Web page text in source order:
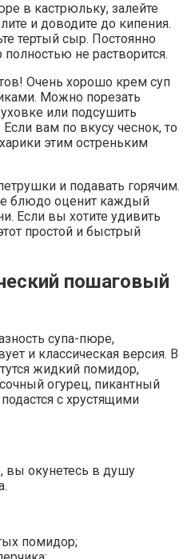
в кастрюльку, залейте
и доводите до кипения.
тертый сыр. Постоянно
не растворится.
Очень хорошо крем суп
Можно порезать
или подсушить
вам по вкусу чеснок, то
этим остреньким
и подавать горячим.
блюдо оценит каждый
Если вы хотите удивить
простой и быстрый
пошаговый
супа-пюре,
и классическая версия. В
жидкий помидор,
огурец, пикантный
с хрустящими
вы окунетесь в душу
помидор;